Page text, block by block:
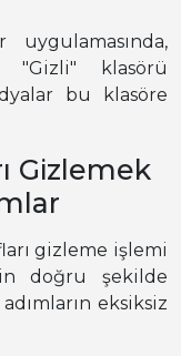
"Gizli" klasörü
bu klasöre
Gizlemek
gizleme işlemi
doğru şekilde
eksiksiz